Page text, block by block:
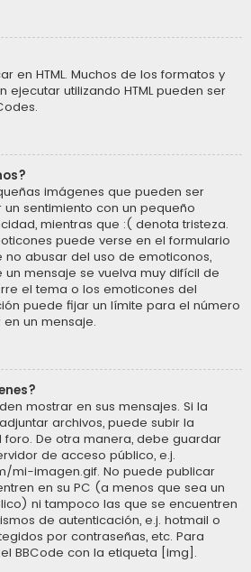
en HTML. Muchos de los formatos y
ejecutar utilizando HTML pueden ser
imágenes que pueden ser
sentimiento con un pequeño
mientras que :( denota tristeza.
puede verse en el formulario
no abusar del uso de emoticonos,
mensaje se vuelva muy difícil de
el tema o los emoticones del
puede fijar un límite para el número
un mensaje.
mostrar en sus mensajes. Si la
archivos, puede subir la
De otra manera, debe guardar
de acceso público, e.j.
mi-imagen.gif. No puede publicar
en su PC (a menos que sea un
ni tampoco las que se encuentren
de autenticación, e.j. hotmail o
por contraseñas, etc. Para
BBCode con la etiqueta [img].